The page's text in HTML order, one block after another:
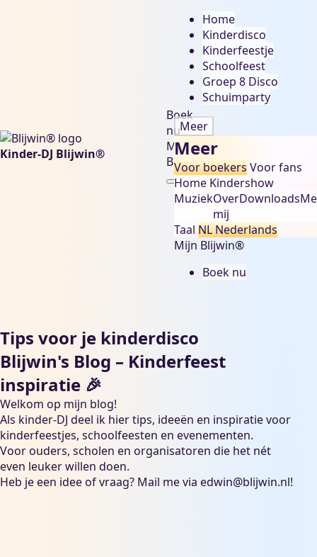
Kinder-DJ Blijwin®
Boek
nu
Mijn
Blijwin®
Home
Kinderdisco
Kinderfeestje
Schoolfeest
Groep 8 Disco
Schuimparty
Meer
Meer
Voor boekersVoor fans
Home Kindershow
MuziekOver
mij
Downloads
Taal NLNederlands
Mijn Blijwin®
Boek nu
Tips voor je kinderdisco
Blijwin's Blog – Kinderfeest
inspiratie 🎉
Welkom op mijn blog!
Als kinder-DJ deel ik hier tips, ideeën en inspiratie voor
kinderfeestjes, schoolfeesten en evenementen.
Voor ouders, scholen en organisatoren die het nét
even leuker willen doen.
Heb je een idee of vraag? Mail me via edwin@blijwin.nl!